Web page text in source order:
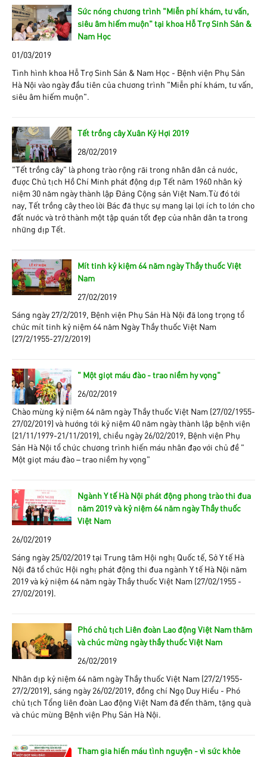
Sức nóng chương trình "Miễn phí khám, tư vấn,
siêu âm hiếm muộn” tại khoa Hỗ Trợ Sinh Sản &
Nam Học
01/03/2019
Tình hình khoa Hỗ Trợ Sinh Sản & Nam Học - Bệnh viện Phụ Sản
Hà Nội vào ngày đầu tiên của chương trình “Miễn phí khám, tư vấn,
siêu âm hiếm muộn”.
Tết trồng cây Xuân Kỷ Hợi 2019
28/02/2019
“Tết trồng cây” là phong trào rộng rãi trong nhân dân cả nước,
được Chủ tịch Hồ Chí Minh phát động dịp Tết năm 1960 nhân kỷ
niệm 30 năm ngày thành lập Đảng Cộng sản Việt Nam.Từ đó tới
nay, Tết trồng cây theo lời Bác đã thực sự mang lại lợi ích to lớn cho
đất nước và trở thành một tập quán tốt đẹp của nhân dân ta trong
những dịp Tết.
Mít tinh kỷ kiệm 64 năm ngày Thầy thuốc Việt
Nam
27/02/2019
Sáng ngày 27/2/2019, Bệnh viện Phụ Sản Hà Nội đã long trọng tổ
chức mít tinh kỷ niệm 64 năm Ngày Thầy thuốc Việt Nam
(27/2/1955-27/2/2019)
" Một giọt máu đào - trao niềm hy vọng"
26/02/2019
Chào mừng kỷ niệm 64 năm ngày Thầy thuốc Việt Nam (27/02/1955-
27/02/2019) và hướng tới kỷ niệm 40 năm ngày thành lập bệnh viện
(21/11/1979-21/11/2019), chiều ngày 26/02/2019, Bệnh viện Phụ
Sản Hà Nội tổ chức chương trình hiến máu nhân đạo với chủ đề “
Một giọt máu đào – trao niềm hy vọng”
Ngành Y tế Hà Nội phát động phong trào thi đua
năm 2019 và kỷ niệm 64 năm ngày Thầy thuốc
Việt Nam
26/02/2019
Sáng ngày 25/02/2019 tại Trung tâm Hội nghị Quốc tế, Sở Y tế Hà
Nội đã tổ chức Hội nghị phát động thi đua ngành Y tế Hà Nội năm
2019 và kỷ niệm 64 năm ngày Thầy thuốc Việt Nam (27/02/1955 -
27/02/2019).
Phó chủ tịch Liên đoàn Lao động Việt Nam thăm
và chúc mừng ngày thầy thuốc Việt Nam
26/02/2019
Nhân dịp kỷ niệm 64 năm ngày Thầy thuốc Việt Nam (27/2/1955-
27/2/2019), sáng ngày 26/02/2019, đồng chí Ngọ Duy Hiểu - Phó
chủ tịch Tổng liên đoàn Lao động Việt Nam đã đến thăm, tặng quà
và chúc mừng Bệnh viện Phụ Sản Hà Nội.
Tham gia hiến máu tình nguyện - vì sức khỏe